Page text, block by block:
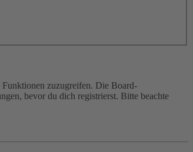
zuzugreifen. Die Board-
bevor du dich registrierst. Bitte beachte